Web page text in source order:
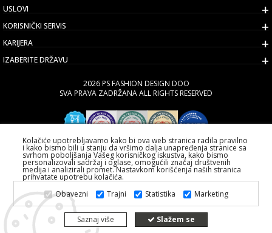
USLOVI
KORISNIČKI SERVIS
KARIJERA
IZABERITE DRŽAVU
2026 PS FASHION DESIGN DOO
SVA PRAVA ZADRŽANA ALL RIGHTS RESERVED
Kolačiće upotrebljavamo kako bi ova web stranica radila pravilno
i kako bismo bili u stanju da vršimo dalja unapređenja stranice sa
svrhom poboljšanja Vašeg korisničkog iskustva, kako bismo
personalizovali sadržaj i oglase, omogućili značaj društvenih
medija i analizirali promet. Nastavkom korišćenja naših stranica
prihvatate upotrebu kolačića.
Obavezni
Trajni Statistika Marketing
Saznaj više Slažem se